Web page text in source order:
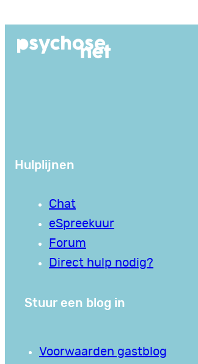
de
Hulplijnen
Chat
eSpreekuur
Forum
Direct hulp nodig?
Stuur een blog in
Voorwaarden gastblog